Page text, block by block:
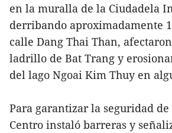
en la muralla de la Ciudadela
derribando aproximadamente
calle Dang Thai Than,
ladrillo de Bat Trang y
del lago Ngoai Kim Thuy en
Para garantizar la seguridad
Centro instaló barreras y